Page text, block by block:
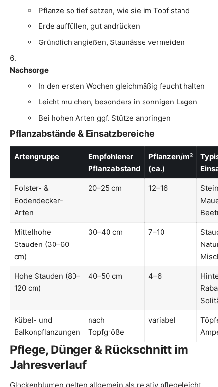
Pflanze so tief setzen, wie sie im Topf stand
Erde auffüllen, gut andrücken
Gründlich angießen, Staunässe vermeiden
Nachsorge
In den ersten Wochen gleichmäßig feucht halten
Leicht mulchen, besonders in sonnigen Lagen
Bei hohen Arten ggf. Stütze anbringen
Pflanzabstände & Einsatzbereiche
Artengruppe
Empfohlener
Pflanzabstand
Pflanzen/m²
(ca.)
Polster- &
Bodendecker-
Arten
20–25 cm 12–16
Mittelhohe
Stauden (30–60
cm)
30–40 cm 7–10
Hohe Stauden (80–
120 cm)
40–50 cm 4–6
Kübel- und
Balkonpflanzungen
nach
Topfgröße
variabel
Pflege, Dünger & Rückschnitt im
Jahresverlauf
Glockenblumen gelten allgemein als relativ pflegeleicht,